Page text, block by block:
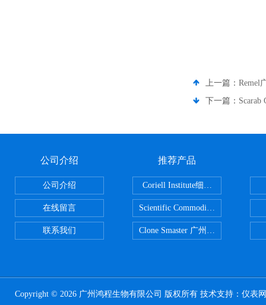
上一篇： Remel
下一篇： Scarab
公司介绍
公司介绍
在线留言
联系我们
推荐产品
Scientific CommoditiesPE管 广州
Clone Smaster 广州鸿程代理
Copyright © 2026 广州鸿程生物有限公司 版权所有 技术支持： 仪表网